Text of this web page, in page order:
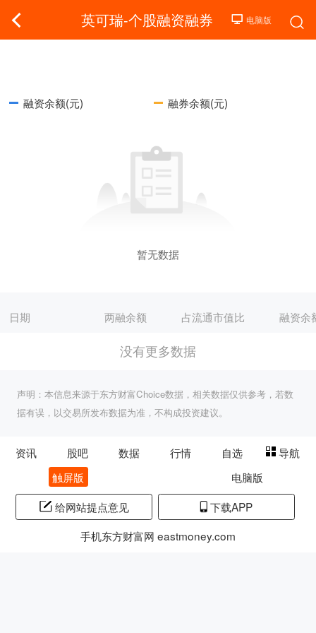
英可瑞-个股融资融券
融资余额(元) 融券余额(元)
暂无数据
日期 两融余额 占流通市值比 融资余
没有更多数据
声明：本信息来源于东方财富Choice数据，相关数据仅供参考，若数
据有误，以交易所发布数据为准，不构成投资建议。
资讯 股吧 数据 行情 自选
导航
触屏版
电脑版
给网站提点意见
下载APP
手机东方财富网 eastmoney.com